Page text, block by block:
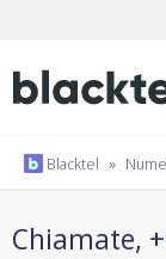
Blacktel »
Chiamate,